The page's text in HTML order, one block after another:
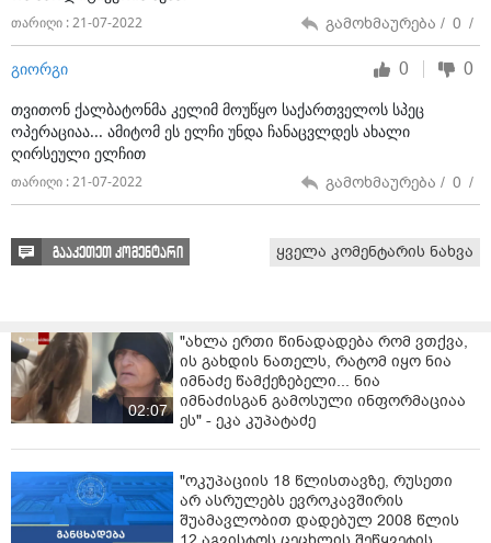
თარიღი : 21-07-2022 გამოხმაურება / 0 /
გიორგი 0 0
თვითონ ქალბატონმა კელიმ მოუწყო საქართველოს სპეც
ოპერაციაა... ამიტომ ეს ელჩი უნდა ჩანაცვლდეს ახალი
ღირსეული ელჩით
თარიღი : 21-07-2022 გამოხმაურება / 0 /
გააკეთეთ კომენტარი ყველა კომენტარის ნახვა
02:07
"ახლა ერთი წინადადება რომ ვთქვა,
ის გახდის ნათელს, რატომ იყო ნია
იმნაძე წამქეზებელი... ნია
იმნაძისგან გამოსული ინფორმაციაა
ეს" - ეკა კუპატაძე
"ოკუპაციის 18 წლისთავზე, რუსეთი
არ ასრულებს ევროკავშირის
შუამავლობით დადებულ 2008 წლის